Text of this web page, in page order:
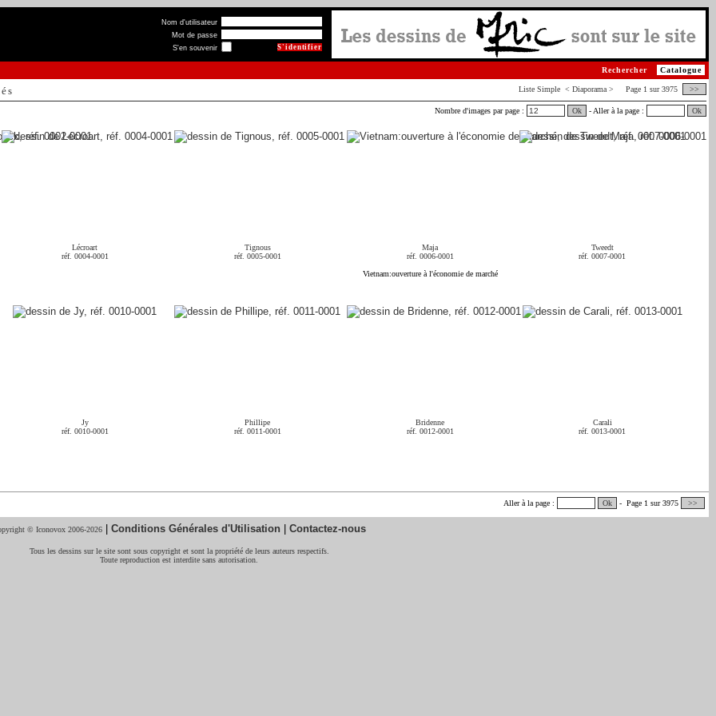
Nom d'utilisateur
Mot de passe
S'en souvenir
Catalogue
Rechercher
Liste Simple < Diaporama > Page 1 sur 3975 >>
Nombre d'images par page : Ok - Aller à la page : Ok
Lécroart
réf. 0004-0001
Tignous
réf. 0005-0001
Maja
réf. 0006-0001
Vietnam:ouverture à l'économie de marché
Tweedt
réf. 0007-0001
Jy
réf. 0010-0001
Phillipe
réf. 0011-0001
Bridenne
réf. 0012-0001
Carali
réf. 0013-0001
Aller à la page : Ok - Page 1 sur 3975 >>
© Iconovox 2006-2026 | Conditions Générales d'Utilisation | Contactez-nous
Tous les dessins sur le site sont sous copyright et sont la propriété de leurs auteurs respectifs.
Toute reproduction est interdite sans autorisation.